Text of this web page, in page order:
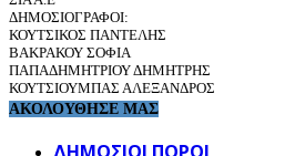
ΔΗΜΟΣΙΟΓΡΑΦΟΙ:
ΚΟΥΤΣΙΚΟΣ ΠΑΝΤΕΛΗΣ
ΒΑΚΡΑΚΟΥ ΣΟΦΙΑ
ΠΑΠΑΔΗΜΗΤΡΙΟΥ ΔΗΜΗΤΡΗΣ
ΚΟΥΤΣΙΟΥΜΠΑΣ ΑΛΕΞΑΝΔΡΟΣ
ΑΚΟΛΟΥΘΗΣΕ ΜΑΣ